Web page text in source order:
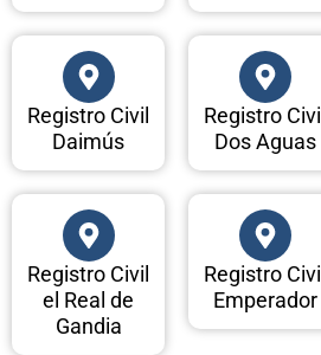
Registro Civil
Daimús
Registro Civil
Dos Aguas
Registro Civil
el Real de
Gandia
Registro Civil
Emperador